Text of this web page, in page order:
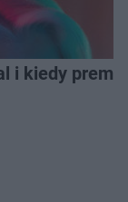
i kiedy